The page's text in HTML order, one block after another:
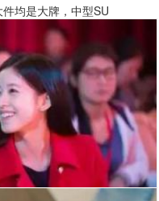
均是大牌，中型SU